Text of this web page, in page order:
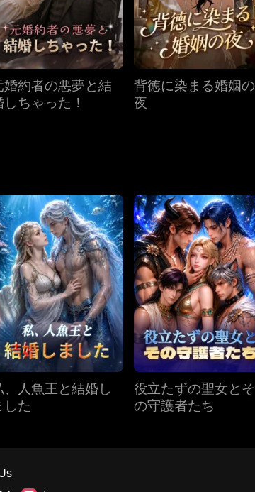
婚約者の悪夢と結
しちゃった！
背徳に染まる婚姻の
夜
、人魚王と結婚し
した
役立たずの聖女とそ
の守護者たち